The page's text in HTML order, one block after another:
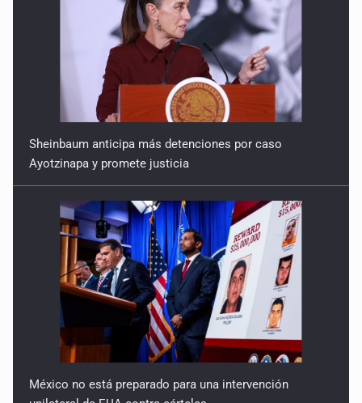
Sheinbaum anticipa más detenciones por caso
Ayotzinapa y promete justicia
México no está preparado para una intervención